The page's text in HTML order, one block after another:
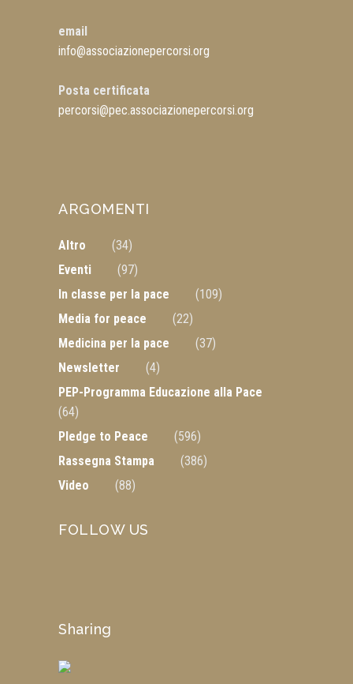
email
info@associazionepercorsi.org
Posta certificata
percorsi@pec.associazionepercorsi.org
ARGOMENTI
Altro
(34)
Eventi
(97)
In classe per la pace
(109)
Media for peace
(22)
Medicina per la pace
(37)
Newsletter
(4)
PEP-Programma Educazione alla Pace
(64)
Pledge to Peace
(596)
Rassegna Stampa
(386)
Video
(88)
FOLLOW US
Sharing